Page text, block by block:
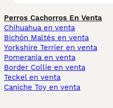
Perros Cachorros En Venta
Chihuahua en venta
Bichón Maltés en venta
Yorkshire Terrier en venta
Pomerania en venta
Border Collie en venta
Teckel en venta
Caniche Toy en venta